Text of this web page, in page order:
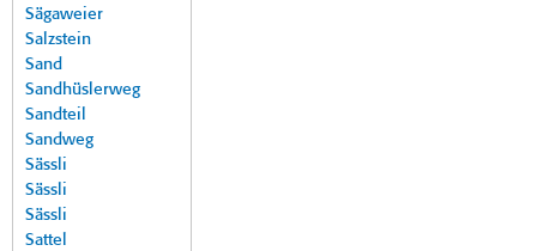
Sägaweier
Salzstein
Sand
Sandhüslerweg
Sandteil
Sandweg
Sässli
Sässli
Sässli
Sattel